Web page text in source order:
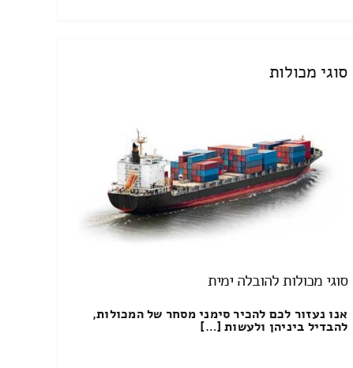
סוגי מכולות
סוגי מכולות להובלה ימית
אנו נעזור לכם להכיר סימני מסחר של המכולות,
להבדיל ביניהן ולעשות […]